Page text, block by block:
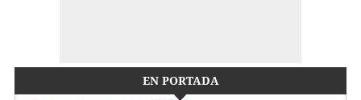
EN PORTADA